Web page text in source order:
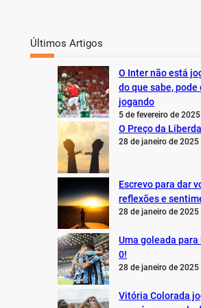
Últimos Artigos
O Inter não está
do que sabe,
jogando
5 de fevereiro de 2025
O Preço da
28 de janeiro de 2025
Escrevo para dar
reflexões e
28 de janeiro de 2025
Uma goleada
0!
28 de janeiro de 2025
Vitória Colorada